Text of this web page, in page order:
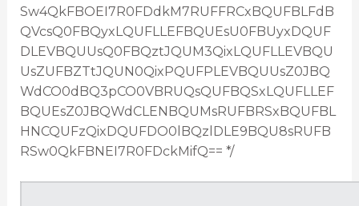
Sw4QkFBOEI7R0FDdkM7RUFFRCxBQUFBLFdB
QVcsQ0FBQyxLQUFLLEFBQUEsU0FBUyxDQUF
DLEVBQUUsQ0FBQztJQUM3QixLQUFLLEVBQU
UsZUFBZTtJQUN0QixPQUFPLEVBQUUsZ0JBQ
WdCO0dBQ3pCO0VBRUQsQUFBQSxLQUFLLEF
BQUEsZ0JBQWdCLENBQUMsRUFBRSxBQUFBL
HNCQUFzQixDQUFDO0lBQzlDLE9BQU8sRUFB
RSw0QkFBNEI7R0FDckMifQ== */